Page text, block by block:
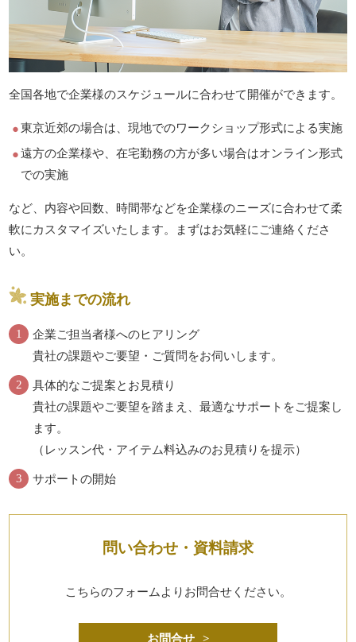
全国各地で企業様のスケジュールに合わせて開催ができます。
東京近郊の場合は、現地でのワークショップ形式による実施
遠方の企業様や、在宅勤務の方が多い場合はオンライン形式
での実施
など、内容や回数、時間帯などを企業様のニーズに合わせて柔
軟にカスタマイズいたします。まずはお気軽にご連絡くださ
い。
実施までの流れ
1
企業ご担当者様へのヒアリング
貴社の課題やご要望・ご質問をお伺いします。
2
具体的なご提案とお見積り
貴社の課題やご要望を踏まえ、最適なサポートをご提案し
ます。
（レッスン代・アイテム料込みのお見積りを提示）
3 サポートの開始
問い合わせ・資料請求
こちらのフォームよりお問合せください。
お問合せ